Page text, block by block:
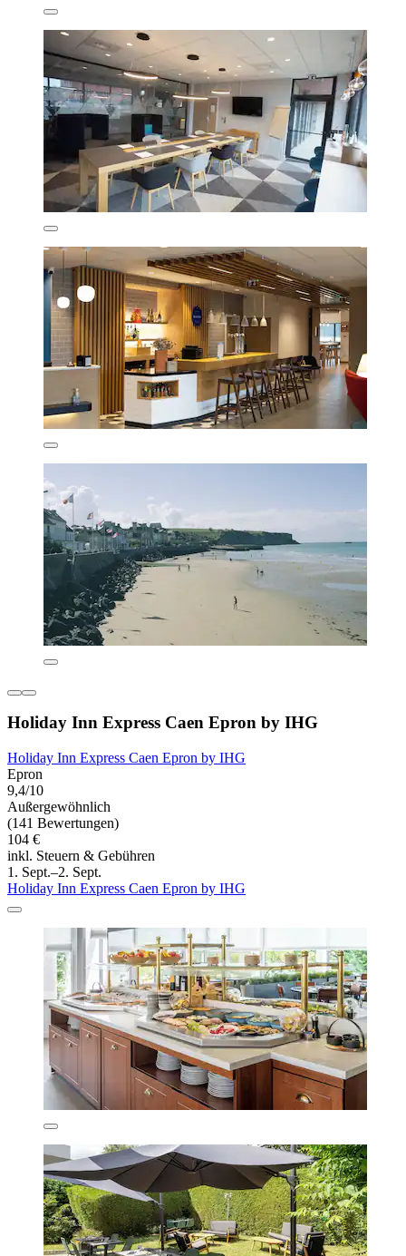
Holiday Inn Express Caen Epron by IHG
Holiday Inn Express Caen Epron by IHG
Epron
9,4/10
Außergewöhnlich
(141 Bewertungen)
104 €
inkl. Steuern & Gebühren
1. Sept.–2. Sept.
Holiday Inn Express Caen Epron by IHG